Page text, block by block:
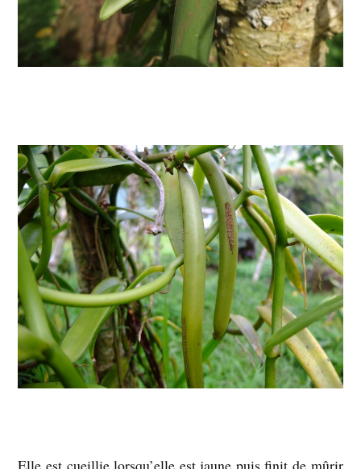
Elle est cueillie lorsqu’elle est jaune puis finit de mûrir